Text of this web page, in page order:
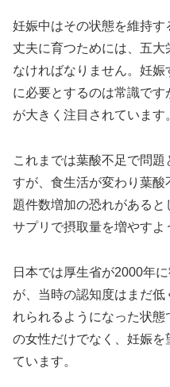
妊娠中はその状態を維持
丈夫に育つためには、五大
なければなりません。妊
に必要とするのは常識で
が大きく注目されています
これまでは葉酸不足で問
すが、食生活が変わり葉
題件数増加の恐れがある
サプリで摂取量を増やすよ
日本では厚生省が2000年
が、当時の認知度はまだ
れられるようになった状
の女性だけでなく、妊娠
ています。